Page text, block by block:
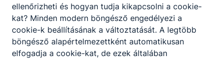
ellenőrizheti és hogyan tudja kikapcsolni a cookie-
kat? Minden modern böngésző engedélyezi a
cookie-k beállításának a változtatását. A legtöbb
böngésző alapértelmezettként automatikusan
elfogadja a cookie-kat, de ezek általában